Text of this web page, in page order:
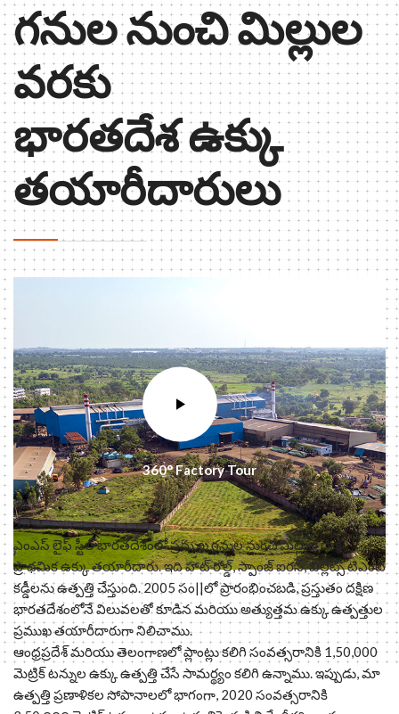
గనుల నుంచి మిల్లుల
వరకు
భారతదేశ ఉక్కు
తయారీదారులు
360° Factory Tour
ఎంఎస్‌ లైఫ్‌ స్టీల్‌ భారతదేశంలో ప్రముఖ గనుల నుంచి మిల్లుల దాక
ప్రాథమిక ఉక్కు తయారీదారు. ఇది హాట్ రోల్డ్‌, స్పాంజ్‌ ఐరన్‌, బిల్లేట్స్ టిఎంటి
కడ్డీలను ఉత్పత్తి చేస్తుంది. 2005 సం||లో ప్రారంభించబడి, ప్రస్తుతం దక్షిణ
భారతదేశంలోనే విలువలతో కూడిన మరియు అత్యుత్తమ ఉక్కు ఉత్పత్తుల
ప్రముఖ తయారీదారుగా నిలిచాము.
ఆంధ్రప్రదేశ్‌ మరియు తెలంగాణలో ప్లాంట్లు కలిగి సంవత్సరానికి 1,50,000
మెట్రిక్ టన్నుల ఉక్కు ఉత్పత్తి చేసే సామర్థ్యం కలిగి ఉన్నాము. ఇప్పుడు, మా
ఉత్పత్తి ప్రణాళికల సోపానాలలో భాగంగా, 2020 సంవత్సరానికి